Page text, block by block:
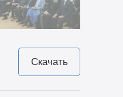
Скачать